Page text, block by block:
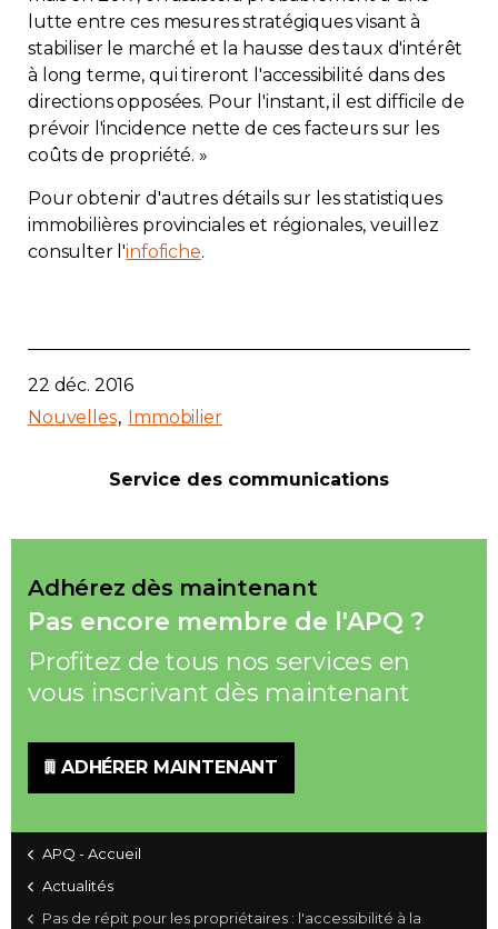
lutte entre ces mesures stratégiques visant à
stabiliser le marché et la hausse des taux d'intérêt
à long terme, qui tireront l'accessibilité dans des
directions opposées. Pour l'instant, il est difficile de
prévoir l'incidence nette de ces facteurs sur les
coûts de propriété. »
Pour obtenir d'autres détails sur les statistiques
immobilières provinciales et régionales, veuillez
consulter l'infofiche.
22 déc. 2016
Nouvelles Immobilier
Service des communications
Adhérez dès maintenant
Pas encore membre de l'APQ ?
Profitez de tous nos services en
vous inscrivant dès maintenant
ADHÉRER MAINTENANT
APQ - Accueil
Actualités
Pas de répit pour les propriétaires : l'accessibilité à la